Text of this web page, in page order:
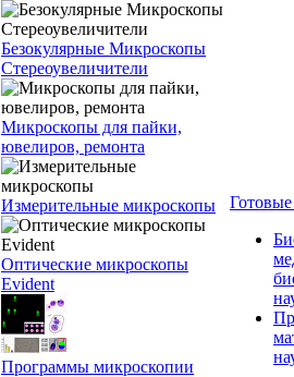
Безокулярные Микроскопы
Стереоувеличители
Микроскопы для пайки,
ювелиров, ремонта
Измерительные микроскопы
Оптические микроскопы
Evident
Программы микроскопии